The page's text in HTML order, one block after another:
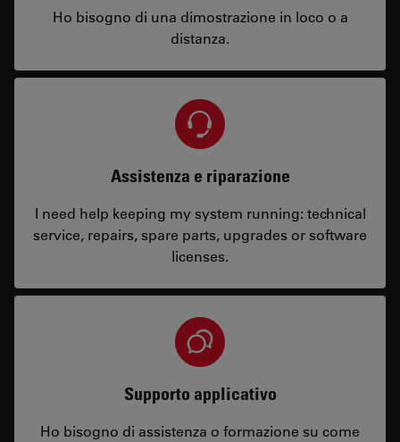
Ho bisogno di una dimostrazione in loco o a
distanza.
Assistenza e riparazione
I need help keeping my system running: technical
service, repairs, spare parts, upgrades or software
licenses.
Supporto applicativo
Ho bisogno di assistenza o formazione su come